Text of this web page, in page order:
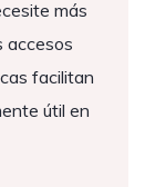
más
accesos
facilitan
útil en